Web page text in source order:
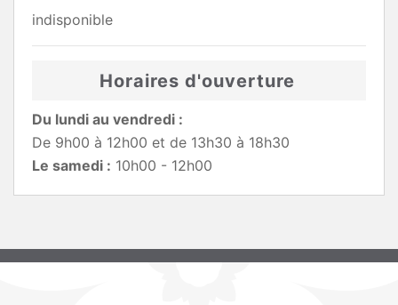
indisponible
Horaires d'ouverture
Du lundi au vendredi :
De 9h00 à 12h00 et de 13h30 à 18h30
Le samedi : 10h00 - 12h00